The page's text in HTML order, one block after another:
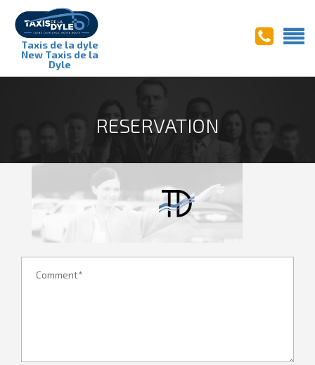
Taxis de la dyle
New Taxis de la
Dyle
RESERVATION